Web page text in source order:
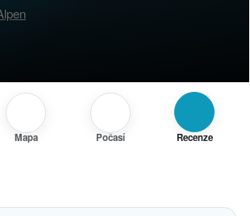
Mapa Počasí Recenze